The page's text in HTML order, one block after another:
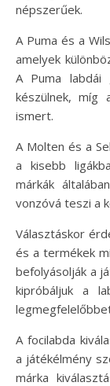
népszerűek.
A Puma és a
amelyek
A Puma labdái
készülnek, míg
ismert.
A Molten és a
a kisebb
márkák
vonzóvá teszi a
Választáskor
és a termékek
befolyásolják a
kipróbáljuk a
A focilabda
a játékélmény
márka